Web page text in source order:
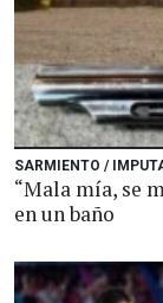
SARMIENTO /
“Mala mía, se
en un baño